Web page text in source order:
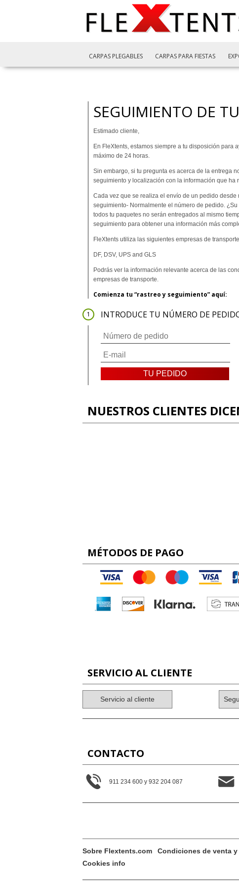
CARPAS PLEGABLES CARPAS PARA FIESTAS
SEGUIMIENTO DE
Estimado cliente,
En FleXtents, estamos siempre a tu disposición para
máximo de 24 horas.
Sin embargo, si tu pregunta es acerca de la entrega
seguimiento y localización con la información que
Cada vez que se realiza el envío de un pedido
seguimiento- Normalmente el número de pedido.
todos tu paquetes no serán entregados al mismo
seguimiento para obtener una información más
FleXtents utiliza las siguientes empresas de
DF, DSV, UPS and GLS
Podrás ver la información relevante acerca de las
empresas de transporte.
Comienza tu “rastreo y seguimiento” aquí:
INTRODUCE TU NÚMERO DE
NUESTROS CLIENTES
MÉTODOS DE PAGO
SERVICIO AL CLIENTE
Servicio al cliente
CONTACTO
911 234 600 y 932 204 087
Sobre Flextents.com Condiciones de venta y
Cookies info